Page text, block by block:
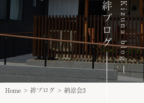
私たちについて
Kizuna blog
絆ブログ
Home > 絆ブログ > 納涼会3